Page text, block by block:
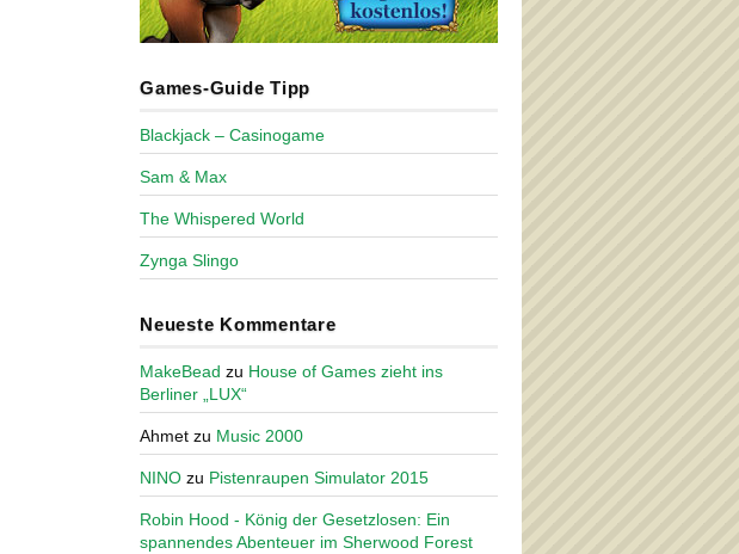
Games-Guide Tipp
Blackjack – Casinogame
Sam & Max
The Whispered World
Zynga Slingo
Neueste Kommentare
MakeBead zu House of Games zieht ins
Berliner „LUX“
Ahmet zu Music 2000
NINO zu Pistenraupen Simulator 2015
Robin Hood - König der Gesetzlosen: Ein
spannendes Abenteuer im Sherwood Forest